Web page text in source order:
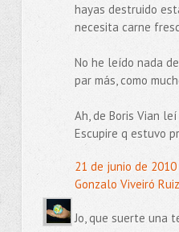
hayas destruido
necesita carne
No he leído nada
par más, como
Ah, de Boris Vian
Escupire q estuvo
21 de junio de
Gonzalo Viveiró Ruiz
Jo, que suerte una